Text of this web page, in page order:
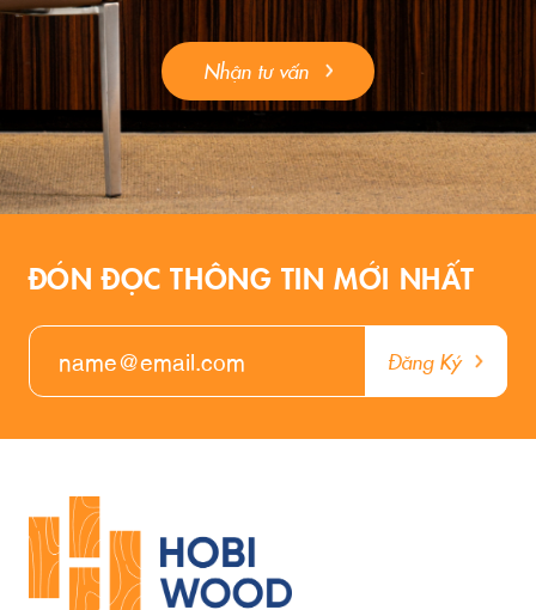
Nhận tư vấn
ĐÓN ĐỌC THÔNG TIN MỚI NHẤT
Đăng Ký